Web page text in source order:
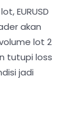
EURUSD
akan
lot 2
tutupi loss
jadi